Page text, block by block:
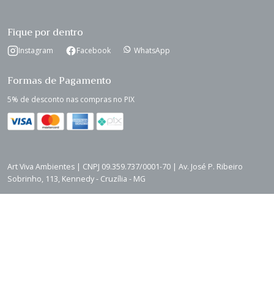
Fique por dentro
Instagram Facebook WhatsApp
Formas de Pagamento
5% de desconto nas compras no PIX
Art Viva Ambientes | CNPJ 09.359.737/0001-70 | Av. José P. Ribeiro
Sobrinho, 113, Kennedy - Cruzília - MG